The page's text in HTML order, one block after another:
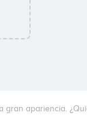
gran apariencia.